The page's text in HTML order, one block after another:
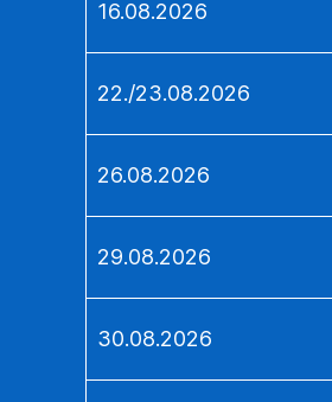
16.08.2026
22./23.08.2026
26.08.2026
29.08.2026
30.08.2026